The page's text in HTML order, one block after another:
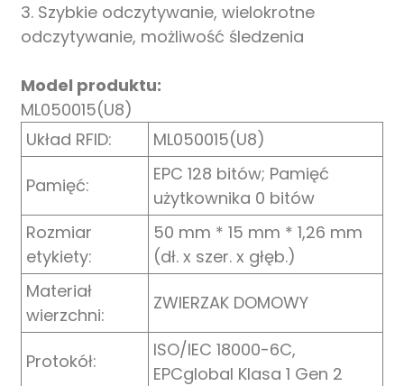
3. Szybkie odczytywanie, wielokrotne
odczytywanie, możliwość śledzenia
Model produktu:
ML050015(U8)
Układ RFID:
ML050015(U8)
Pamięć:
EPC 128 bitów; Pamięć
użytkownika 0 bitów
Rozmiar
etykiety:
50 mm * 15 mm * 1,26 mm
(dł. x szer. x głęb.)
Materiał
wierzchni:
ZWIERZAK DOMOWY
Protokół:
ISO/IEC 18000-6C,
EPCglobal Klasa 1 Gen 2